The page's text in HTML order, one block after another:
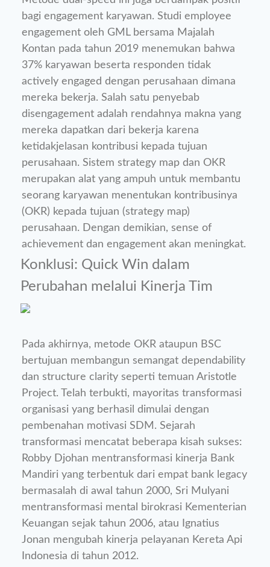
bagi engagement karyawan. Studi employee
engagement oleh GML bersama Majalah
Kontan pada tahun 2019 menemukan bahwa
37% karyawan beserta responden tidak
actively engaged dengan perusahaan dimana
mereka bekerja. Salah satu penyebab
disengagement adalah rendahnya makna yang
mereka dapatkan dari bekerja karena
ketidakjelasan kontribusi kepada tujuan
perusahaan. Sistem strategy map dan OKR
merupakan alat yang ampuh untuk membantu
seorang karyawan menentukan kontribusinya
(OKR) kepada tujuan (strategy map)
perusahaan. Dengan demikian, sense of
achievement dan engagement akan meningkat.
Konklusi: Quick Win dalam
Perubahan melalui Kinerja Tim
Pada akhirnya, metode OKR ataupun BSC
bertujuan membangun semangat dependability
dan structure clarity seperti temuan Aristotle
Project. Telah terbukti, mayoritas transformasi
organisasi yang berhasil dimulai dengan
pembenahan motivasi SDM. Sejarah
transformasi mencatat beberapa kisah sukses:
Robby Djohan mentransformasi kinerja Bank
Mandiri yang terbentuk dari empat bank legacy
bermasalah di awal tahun 2000, Sri Mulyani
mentransformasi mental birokrasi Kementerian
Keuangan sejak tahun 2006, atau Ignatius
Jonan mengubah kinerja pelayanan Kereta Api
Indonesia di tahun 2012.